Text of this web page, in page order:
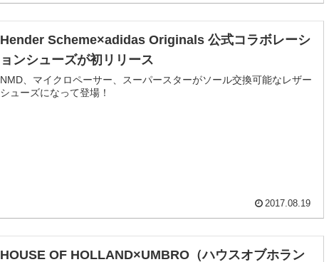
Hender Scheme×adidas Originals 公式コラボレーシ
ョンシューズが初リリース
NMD、マイクロペーサー、スーパースターがソール交換可能なレザー
シューズになって登場！
2017.08.19
HOUSE OF HOLLAND×UMBRO（ハウスオブホラン